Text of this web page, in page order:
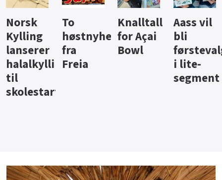
Knalltall
for Açai
Bowl
Aass vil
bli
førstevalg
i lite-
Brus og
jus fra
Berentsen
Hard
iste fra
Hansa